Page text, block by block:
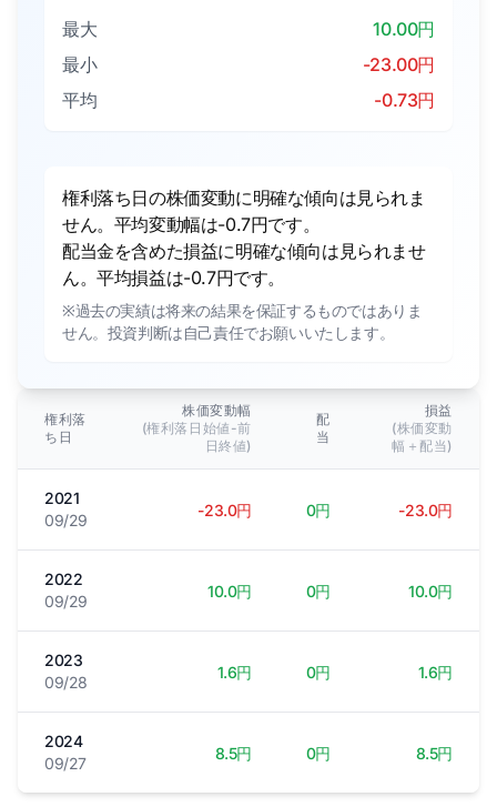
最大
10.00円
最小
-23.00円
平均
-0.73円
権利落ち日の株価変動に明確な傾向は見られま
せん。平均変動幅は-0.7円です。
配当金を含めた損益に明確な傾向は見られませ
ん。平均損益は-0.7円です。
※過去の実績は将来の結果を保証するものではありま
せん。投資判断は自己責任でお願いいたします。
権利落
ち日
株価変動幅
(権利落日始値-前
日終値)
配
当
損益
(株価変動
幅＋配当)
2021
09/29
-23.0円 0円 -23.0円
2022
09/29
10.0円 0円 10.0円
2023
09/28
1.6円 0円 1.6円
2024
09/27
8.5円 0円 8.5円